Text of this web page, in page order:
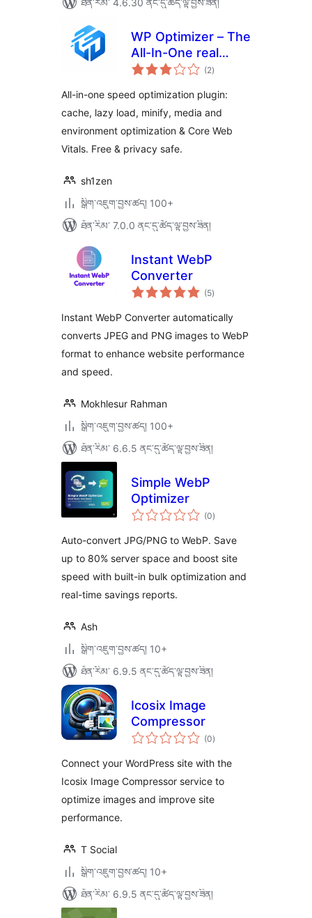
ཐོན་རིམ་ 4.6.30 ནང་དུ་ཚོད་ལྟ་བྱས་ཟིན།
WP Optimizer – The
All-In-One real
Performance-
(2གདེང་
འཇོག་
ཚང་།
)
All-in-one speed optimization plugin:
cache, lazy load, minify, media and
environment optimization & Core Web
Vitals. Free & privacy safe.
sh1zen
སྒྲིག་འཇུག་བྱས་ཚད། 100+
ཐོན་རིམ་ 7.0.0 ནང་དུ་ཚོད་ལྟ་བྱས་ཟིན།
Instant WebP
Converter
(5གདེང་
འཇོག་
ཚང་།
)
Instant WebP Converter automatically
converts JPEG and PNG images to WebP
format to enhance website performance
and speed.
Mokhlesur Rahman
སྒྲིག་འཇུག་བྱས་ཚད། 100+
ཐོན་རིམ་ 6.6.5 ནང་དུ་ཚོད་ལྟ་བྱས་ཟིན།
Simple WebP
Optimizer
(0གདེང་
འཇོག་
ཚང་།
)
Auto-convert JPG/PNG to WebP. Save
up to 80% server space and boost site
speed with built-in bulk optimization and
real-time savings reports.
Ash
སྒྲིག་འཇུག་བྱས་ཚད། 10+
ཐོན་རིམ་ 6.9.5 ནང་དུ་ཚོད་ལྟ་བྱས་ཟིན།
Icosix Image
Compressor
(0གདེང་
འཇོག་
ཚང་།
)
Connect your WordPress site with the
Icosix Image Compressor service to
optimize images and improve site
performance.
T Social
སྒྲིག་འཇུག་བྱས་ཚད། 10+
ཐོན་རིམ་ 6.9.5 ནང་དུ་ཚོད་ལྟ་བྱས་ཟིན།